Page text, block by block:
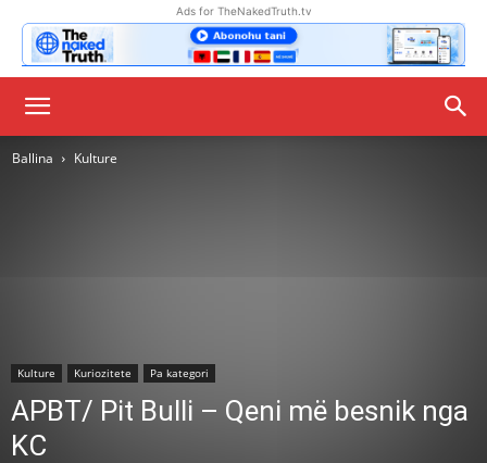
Ads for TheNakedTruth.tv
Ballina Kulture
Kulture Kuriozitete Pa kategori
APBT/ Pit Bulli – Qeni më besnik nga
KC